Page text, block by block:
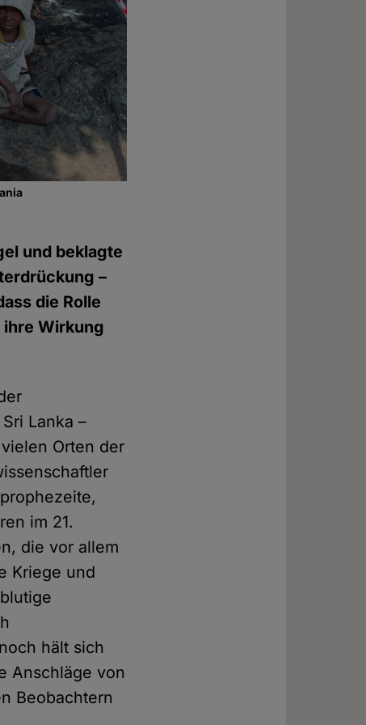
und beklagte
–
die Rolle
Wirkung
Lanka –
Orten der
im 21.
die vor allem
Kriege und
hält sich
Anschläge von
Beobachtern